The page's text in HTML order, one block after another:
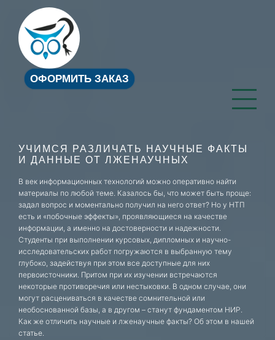
ОФОРМИТЬ ЗАКАЗ
УЧИМСЯ РАЗЛИЧАТЬ НАУЧНЫЕ ФАКТЫ
И ДАННЫЕ ОТ ЛЖЕНАУЧНЫХ
В век информационных технологий можно оперативно найти
материалы по любой теме. Казалось бы, что может быть проще:
задал вопрос и моментально получил на него ответ? Но у НТП
есть и «побочные эффекты», проявляющиеся на качестве
информации, а именно на достоверности и надежности.
Студенты при выполнении курсовых, дипломных и научно-
исследовательских работ погружаются в выбранную тему
глубоко, задействуя при этом все доступные для них
первоисточники. Притом при их изучении встречаются
некоторые противоречия или нестыковки. В одном случае, они
могут расцениваться в качестве сомнительной или
необоснованной базы, а в другом – станут фундаментом НИР.
Как же отличить научные и лженаучные факты? Об этом в нашей
статье.